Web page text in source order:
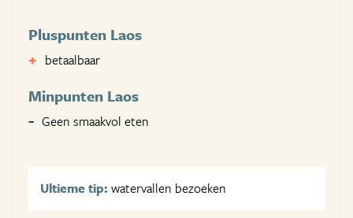
Pluspunten Laos
betaalbaar
Minpunten Laos
Geen smaakvol eten
Ultieme tip: watervallen bezoeken